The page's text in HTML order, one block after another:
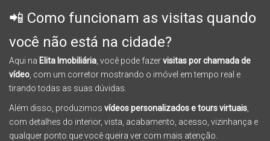
📲 Como funcionam as visitas quando
você não está na cidade?
Aqui na Elita Imobiliária , você pode fazervisitas por chamada de
vídeo , com um corretor mostrando o imóvel em tempo real e
tirando todas as suas dúvidas.
Além disso, produzimos vídeos personalizados e tours virtuais
com detalhes do interior, vista, acabamento, acesso, vizinhança e
qualquer ponto que você queira ver com mais atenção.